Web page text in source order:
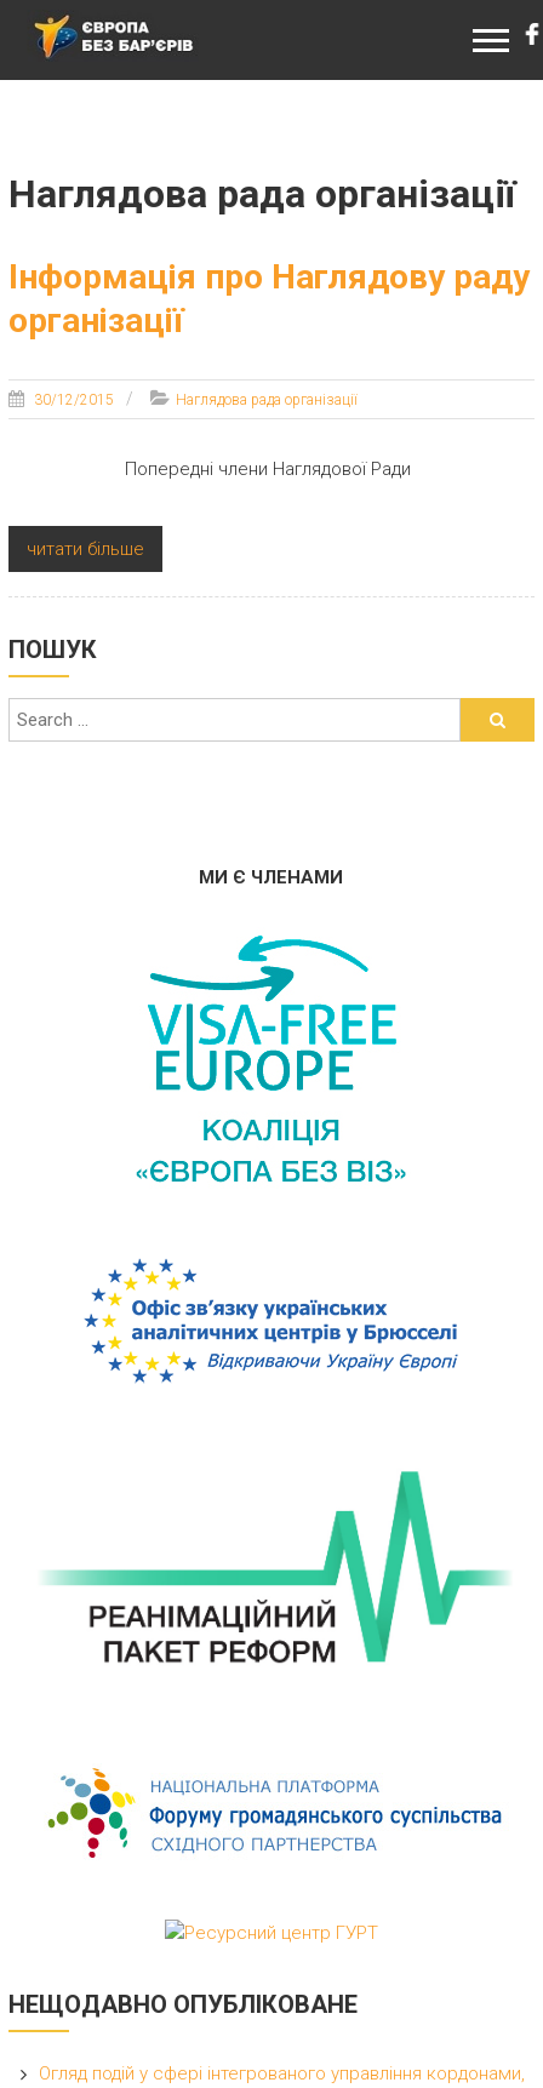
ЄВРОПА БЕЗ БАР’ЄРІВ
Наглядова рада організації
Інформація про Наглядову раду
організації
30/12/2015 Наглядова рада організації
Попередні члени Наглядової Ради
читати більше
ПОШУК
МИ Є ЧЛЕНАМИ
НЕЩОДАВНО ОПУБЛІКОВАНЕ
Огляд подій у сфері інтегрованого управління кордонами,